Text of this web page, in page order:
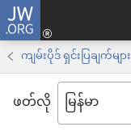
JW.ORG
ကျမ်းပိုဒ် ရှင်းပြချက်များ
ဖတ်လို